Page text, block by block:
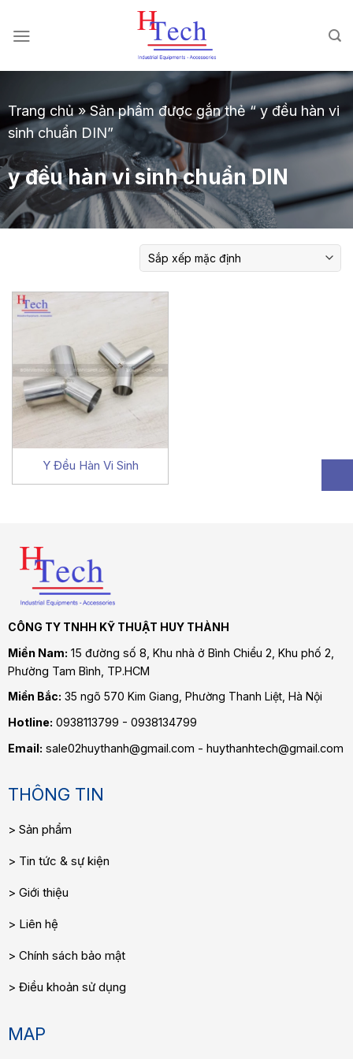
đến
dung
Trang chủ»Sản phẩm được gắn thẻ “ y đều hàn vi
sinh chuẩn DIN”
y đều hàn vi sinh chuẩn DIN
Y Đều Hàn Vi Sinh
CÔNG TY TNHH KỸ THUẬT HUY THÀNH
Miền Nam: 15 đường số 8, Khu nhà ở Bình Chiểu 2, Khu phố 2,
Phường Tam Bình , TP.HCM
Miền Bắc: 35 ngõ 570 Kim Giang, Phường Thanh Liệt, Hà Nội
Hotline: 0938113799 - 0938134799
Email: sale02huythanh@gmail.com - huythanhtech@gmail.com
THÔNG TIN
Sản phẩm
Tin tức & sự kiện
Giới thiệu
Liên hệ
Chính sách bảo mật
Điều khoản sử dụng
MAP